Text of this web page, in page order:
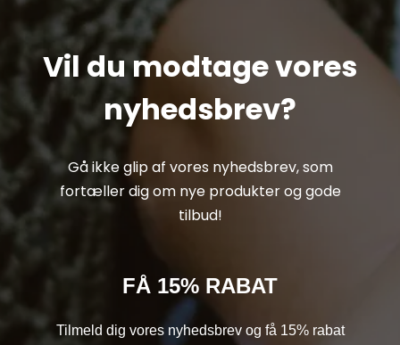
Vil du modtage vores
nyhedsbrev?
Gå ikke glip af vores nyhedsbrev, som
fortæller dig om nye produkter og gode
tilbud!
FÅ 15% RABAT
Tilmeld dig vores nyhedsbrev og få 15% rabat